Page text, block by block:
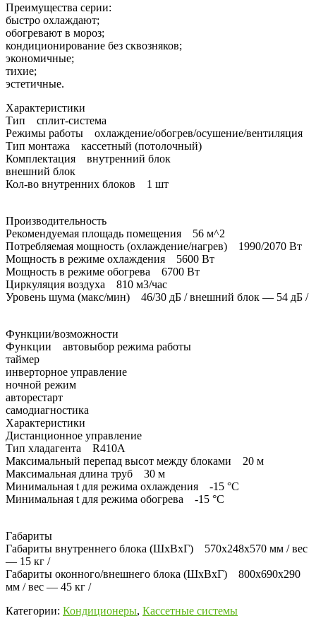
Преимущества серии:
быстро охлаждают;
обогревают в мороз;
кондиционирование без сквозняков;
экономичные;
тихие;
эстетичные.
Характеристики
Тип сплит-система
Режимы работы охлаждение/обогрев/осушение/вентиляция
Тип монтажа кассетный (потолочный)
Комплектация внутренний блок
внешний блок
Кол-во внутренних блоков 1 шт
Производительность
Рекомендуемая площадь помещения 56 м^2
Потребляемая мощность (охлаждение/нагрев) 1990/2070 Вт
Мощность в режиме охлаждения 5600 Вт
Мощность в режиме обогрева 6700 Вт
Циркуляция воздуха 810 м3/час
Уровень шума (макс/мин) 46/30 дБ / внешний блок — 54 дБ /
Функции/возможности
Функции автовыбор режима работы
таймер
инверторное управление
ночной режим
авторестарт
самодиагностика
Характеристики
Дистанционное управление
Тип хладагента R410А
Максимальный перепад высот между блоками 20 м
Максимальная длина труб 30 м
Минимальная t для режима охлаждения -15 °C
Минимальная t для режима обогрева -15 °C
Габариты
Габариты внутреннего блока (ШхВхГ) 570x248x570 мм / вес
— 15 кг /
Габариты оконного/внешнего блока (ШхВхГ) 800x690x290
мм / вес — 45 кг /
Категории: Кондиционеры, Кассетные системы